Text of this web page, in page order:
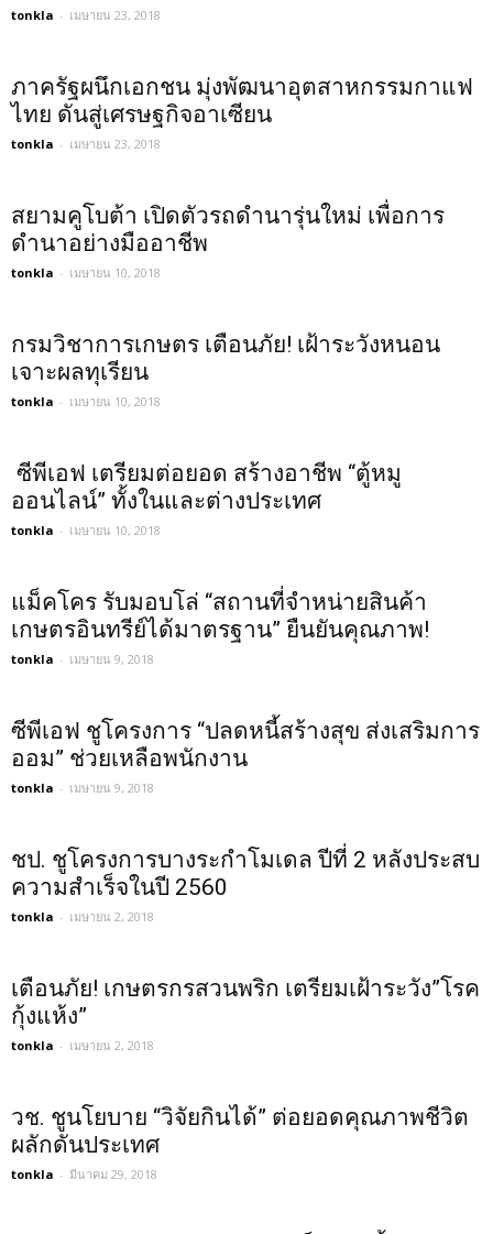
tonkla - เมษายน 23, 2018
ภาครัฐผนึกเอกชน มุ่งพัฒนาอุตสาหกรรมกาแฟ
ไทย ดันสู่เศรษฐกิจอาเซียน
tonkla - เมษายน 23, 2018
สยามคูโบต้า เปิดตัวรถดำนารุ่นใหม่ เพื่อการ
ดำนาอย่างมืออาชีพ
tonkla - เมษายน 10, 2018
กรมวิชาการเกษตร เตือนภัย! เฝ้าระวังหนอน
เจาะผลทุเรียน
tonkla - เมษายน 10, 2018
ซีพีเอฟ เตรียมต่อยอด สร้างอาชีพ “ตู้หมู
ออนไลน์” ทั้งในและต่างประเทศ
tonkla - เมษายน 10, 2018
แม็คโคร รับมอบโล่ “สถานที่จำหน่ายสินค้า
เกษตรอินทรีย์ได้มาตรฐาน” ยืนยันคุณภาพ!
tonkla - เมษายน 9, 2018
ซีพีเอฟ ชูโครงการ “ปลดหนี้สร้างสุข ส่งเสริมการ
ออม” ช่วยเหลือพนักงาน
tonkla - เมษายน 9, 2018
ชป. ชูโครงการบางระกำโมเดล ปีที่ 2 หลังประสบ
ความสำเร็จในปี 2560
tonkla - เมษายน 2, 2018
เตือนภัย! เกษตรกรสวนพริก เตรียมเฝ้าระวัง”โรค
กุ้งแห้ง”
tonkla - เมษายน 2, 2018
วช. ชูนโยบาย “วิจัยกินได้” ต่อยอดคุณภาพชีวิต
ผลักดันประเทศ
tonkla - มีนาคม 29, 2018